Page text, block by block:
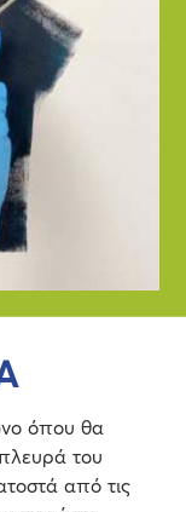
όπου θα
του
από τις